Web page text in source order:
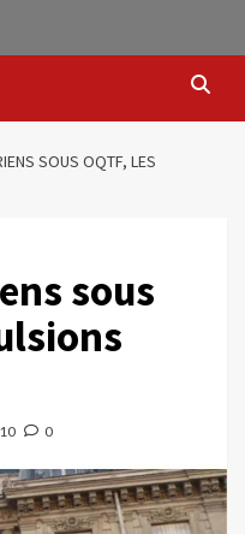
SOUS OQTF, LES
sous
0